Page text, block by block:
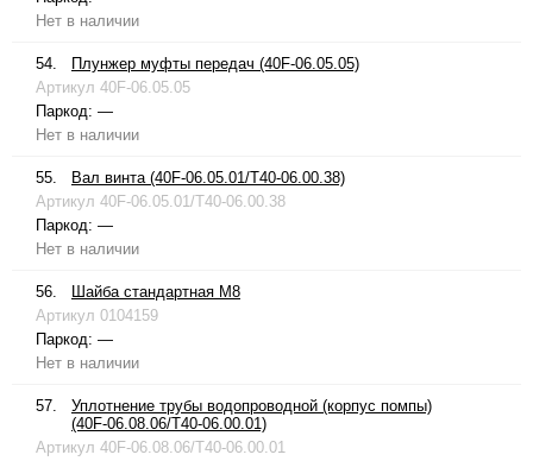
Нет в наличии
54.
Плунжер муфты передач (40F-06.05.05)
Артикул 40F-06.05.05
Паркод: —
Нет в наличии
55.
Вал винта (40F-06.05.01/T40-06.00.38)
Артикул 40F-06.05.01/T40-06.00.38
Паркод: —
Нет в наличии
56.
Шайба стандартная М8
Артикул 0104159
Паркод: —
Нет в наличии
57.
Уплотнение трубы водопроводной (корпус помпы)
(40F-06.08.06/T40-06.00.01)
Артикул 40F-06.08.06/T40-06.00.01